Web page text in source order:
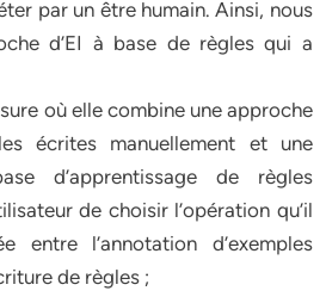
par un être humain. Ainsi, nous
d’EI à base de règles qui a
où elle combine une approche
écrites manuellement et une
d’apprentissage de règles
de choisir l’opération qu’il
entre l’annotation d’exemples
de règles ;